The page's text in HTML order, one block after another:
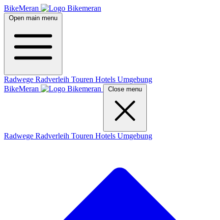
BikeMeran
Open main menu
Radwege Radverleih Touren Hotels Umgebung
BikeMeran
Close menu
Radwege Radverleih Touren Hotels Umgebung